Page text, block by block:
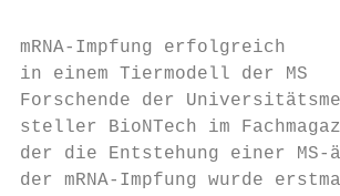
mRNA-Impfung erfolgreich
in einem Tiermodell der MS
Forschende der
steller BioNTech im
der die Entstehung einer
der mRNA-Impfung wurde